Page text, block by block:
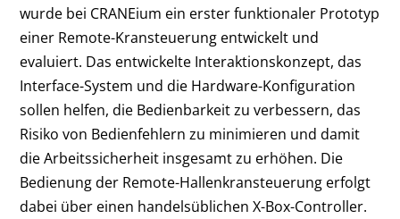
wurde bei CRANEium ein erster funktionaler Prototyp
einer Remote-Kransteuerung entwickelt und
evaluiert. Das entwickelte Interaktionskonzept, das
Interface-System und die Hardware-Konfiguration
sollen helfen, die Bedienbarkeit zu verbessern, das
Risiko von Bedienfehlern zu minimieren und damit
die Arbeitssicherheit insgesamt zu erhöhen. Die
Bedienung der Remote-Hallenkransteuerung erfolgt
dabei über einen handelsüblichen X-Box-Controller.